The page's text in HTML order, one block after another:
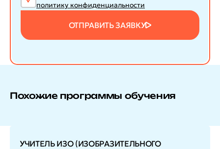
политику конфиденциальности
ОТПРАВИТЬ ЗАЯВКУ
Похожие программы обучения
УЧИТЕЛЬ ИЗО (ИЗОБРАЗИТЕЛЬНОГО